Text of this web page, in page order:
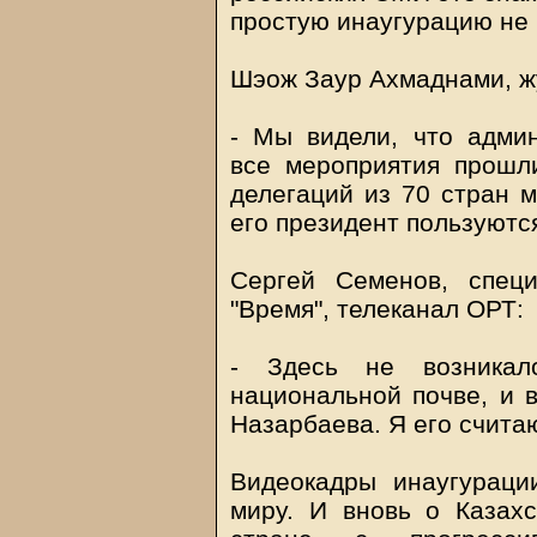
простую инаугурацию не
Шэож Заур Ахмаднами,
- Мы видели, что
все мероприятия
делегаций из 70 стран
его президент
Сергей Семенов,
"Время", телеканал ОРТ:
- Здесь не
национальной почве, и
Назарбаева. Я его
Видеокадры
миру. И вновь о